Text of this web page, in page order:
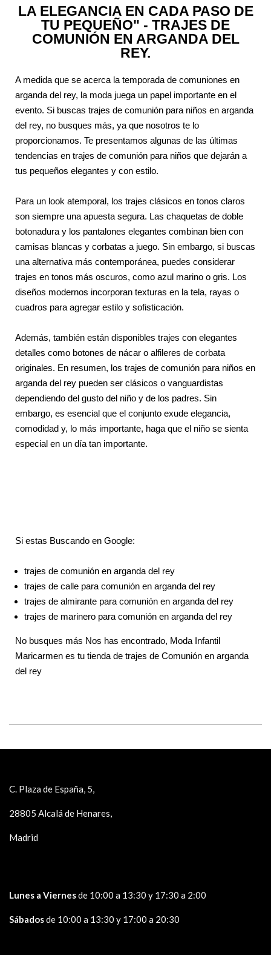
LA ELEGANCIA EN CADA PASO DE
TU PEQUEÑO" - TRAJES DE
COMUNIÓN EN ARGANDA DEL
REY.
A medida que se acerca la temporada de comuniones en
arganda del rey, la moda juega un papel importante en el
evento. Si buscas trajes de comunión para niños en arganda
del rey, no busques más, ya que nosotros te lo
proporcionamos. Te presentamos algunas de las últimas
tendencias en trajes de comunión para niños que dejarán a
tus pequeños elegantes y con estilo.
Para un look atemporal, los trajes clásicos en tonos claros
son siempre una apuesta segura. Las chaquetas de doble
botonadura y los pantalones elegantes combinan bien con
camisas blancas y corbatas a juego. Sin embargo, si buscas
una alternativa más contemporánea, puedes considerar
trajes en tonos más oscuros, como azul marino o gris. Los
diseños modernos incorporan texturas en la tela, rayas o
cuadros para agregar estilo y sofisticación.
Además, también están disponibles trajes con elegantes
detalles como botones de nácar o alfileres de corbata
originales. En resumen, los trajes de comunión para niños en
arganda del rey pueden ser clásicos o vanguardistas
dependiendo del gusto del niño y de los padres. Sin
embargo, es esencial que el conjunto exude elegancia,
comodidad y, lo más importante, haga que el niño se sienta
especial en un día tan importante.
Si estas Buscando en Google:
trajes de comunión en arganda del rey
trajes de calle para comunión en arganda del rey
trajes de almirante para comunión en arganda del rey
trajes de marinero para comunión en arganda del rey
No busques más Nos has encontrado, Moda Infantil
Maricarmen es tu tienda de trajes de Comunión en arganda
del rey
C. Plaza de España, 5,
28805 Alcalá de Henares,
Madrid
Lunes a Viernesde 10:00 a 13:30 y 17:30 a 2:00
Sábadosde 10:00 a 13:30 y 17:00 a 20:30